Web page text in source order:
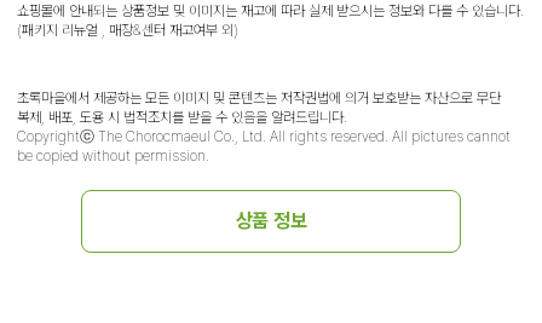
쇼핑몰에 안내되는 상품정보 및 이미지는 재고에 따라 실제 받으시는 정보와 다를 수 있습니다.
(패키지 리뉴얼 , 매장&센터 재고여부 외)
초록마을에서 제공하는 모든 이미지 및 콘텐츠는 저작권법에 의거 보호받는 자산으로 무단
복제, 배포, 도용 시 법적조치를 받을 수 있음을 알려드립니다.
Copyrightⓒ The Chorocmaeul Co., Ltd. All rights reserved. All pictures cannot
be copied without permission.
상품 정보